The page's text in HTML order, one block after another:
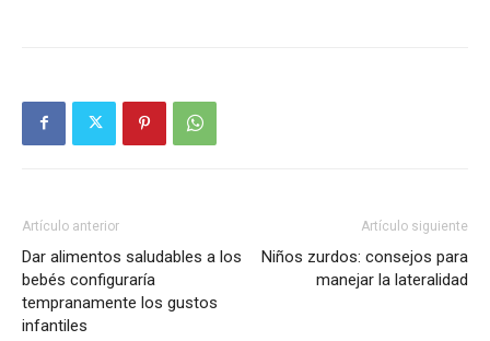
Artículo anterior
Dar alimentos saludables a los
bebés configuraría
tempranamente los gustos
infantiles
Artículo siguiente
Niños zurdos: consejos para
manejar la lateralidad